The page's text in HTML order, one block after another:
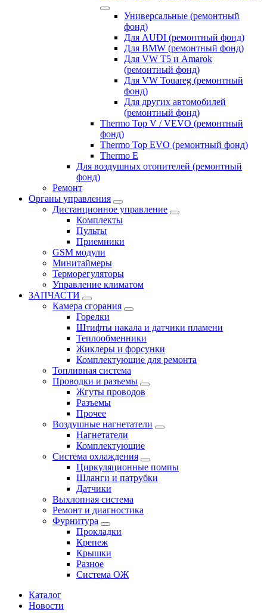
Универсальные (ремонтный
фонд)
Для AUDI (ремонтный фонд)
Для BMW (ремонтный фонд)
Для VW T5 и Amarok
(ремонтный фонд)
Для VW Touareg (ремонтный
фонд)
Для других автомобилей
(ремонтный фонд)
Thermo Top V / VEVO (ремонтный
фонд)
Thermo Top EVO (ремонтный фонд)
Thermo E
Для воздушных отопителей (ремонтный
фонд)
Ремонт
Органы управления
Дистанционное управление
Комплекты
Пульты
Приемники
GSM модули
Минитаймеры
Терморегуляторы
Управление климатом
ЗАПЧАСТИ
Камера сгорания
Горелки
Штифты накала и датчики пламени
Теплообменники
Жиклеры и форсунки
Комплектующие для ремонта
Топливная система
Проводки и разъемы
Жгуты проводов
Разъемы
Прочее
Воздушные нагнетатели
Нагнетатели
Комплектующие
Система охлаждения
Циркуляционные помпы
Шланги и патрубки
Датчики
Выхлопная система
Ремонт и диагностика
Фурнитура
Прокладки
Крепеж
Крышки
Разное
Система ОЖ
Каталог
Новости